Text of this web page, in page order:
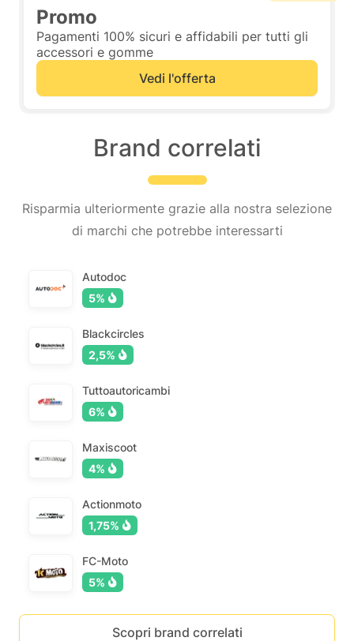
Promo
Pagamenti 100% sicuri e affidabili per tutti gli
accessori e gomme
Vedi l'offerta
Brand correlati
Risparmia ulteriormente grazie alla nostra selezione
di marchi che potrebbe interessarti
Autodoc
5%
Blackcircles
2,5%
Tuttoautoricambi
6%
Maxiscoot
4%
Actionmoto
1,75%
FC-Moto
5%
Scopri brand correlati